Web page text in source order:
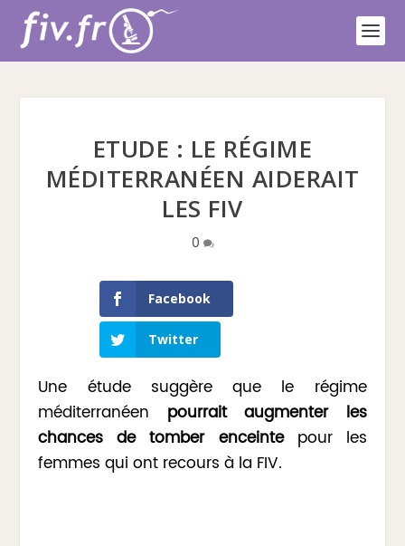
ETUDE : LE RÉGIME
MÉDITERRANÉEN AIDERAIT
LES FIV
0
Facebook
Twitter
Une étude suggère que le régime
méditerranéen pourrait augmenter les
chances de tomber enceintepour les
femmes qui ont recours à la FIV.